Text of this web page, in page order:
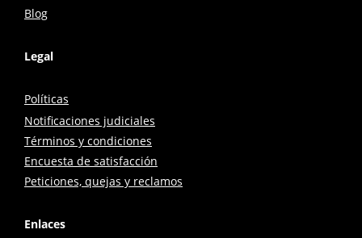
Blog
Legal
Políticas
Notificaciones judiciales
Términos y condiciones
Encuesta de satisfacción
Peticiones, quejas y reclamos
Enlaces